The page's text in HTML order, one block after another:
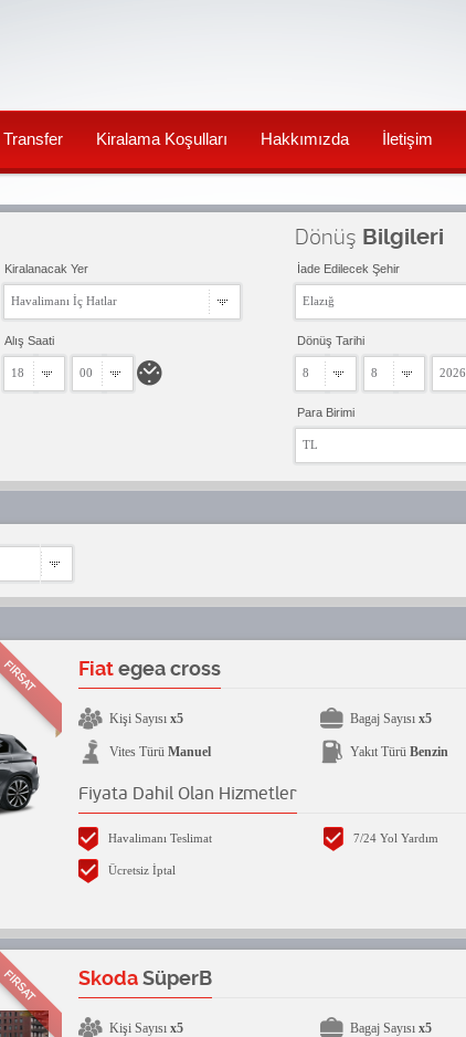
Transfer Kiralama Koşulları Hakkımızda İletişim
Kiralanacak Yer
Havalimanı İç Hatlar
Alış Saati
18 00
Dönüş Bilgileri
İade Edilecek Şehir
Elazığ
Dönüş Tarihi
8 8 2026
Para Birimi
TL
FIRSAT Fiategea cross
Kişi Sayısı x5 Bagaj Sayısı x5
Vites Türü Manuel Yakıt Türü Benzin
Fiyata Dahil Olan Hizmetler
Havalimanı Teslimat 7/24 Yol Yardım
Ücretsiz İptal
FIRSAT SkodaSüperB
Kişi Sayısı x5 Bagaj Sayısı x5